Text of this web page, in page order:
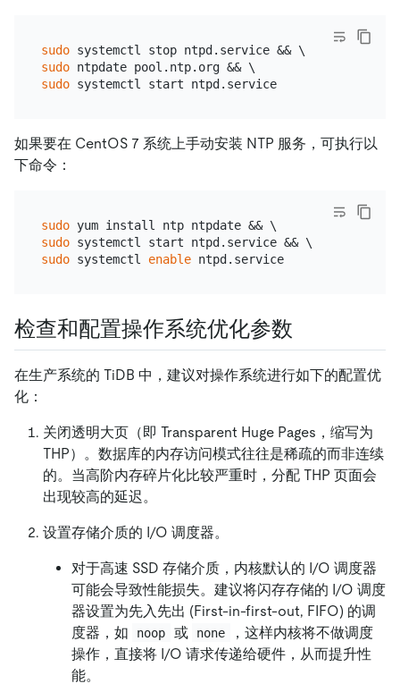
sudo
sudo
sudo
systemctl start ntpd.service
如果要在 CentOS 7 系统上手动安装 NTP 服务，可执行以
下命令：
sudo
sudo
sudo systemctl enable ntpd.service
检查和配置操作系统优化参数
在生产系统的 TiDB 中，建议对操作系统进行如下的配置优
化：
关闭透明大页（即 Transparent Huge Pages，缩写为
THP）。数据库的内存访问模式往往是稀疏的而非连续
的。当高阶内存碎片化比较严重时，分配 THP 页面会
出现较高的延迟。
设置存储介质的 I/O 调度器。
对于高速 SSD 存储介质，内核默认的 I/O 调度器
可能会导致性能损失。建议将闪存存储的 I/O 调度
器设置为先入先出 (First-in-first-out, FIFO) 的调
度器，如
noop 或 none
，这样内核将不做调度
操作，直接将 I/O 请求传递给硬件，从而提升性
能。